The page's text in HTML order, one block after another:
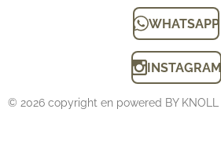
WHATSAPP
INSTAGRAM
© 2026 copyright en powered BY KNOLL